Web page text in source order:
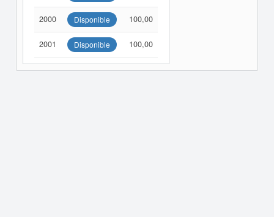
2000 Disponible 100,00
2001 Disponible 100,00